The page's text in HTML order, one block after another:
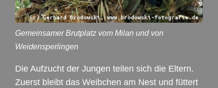
Gemeinsamer Brutplatz vom Milan und von
Weidensperlingen
Die Aufzucht der Jungen teilen sich die Eltern.
Zuerst bleibt das Weibchen am Nest und füttert